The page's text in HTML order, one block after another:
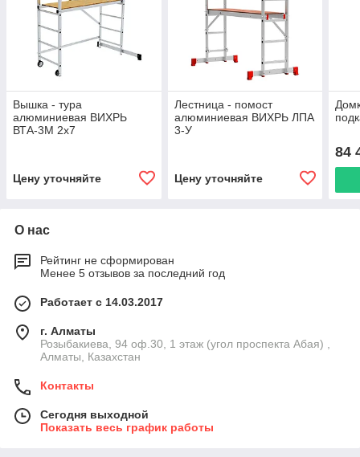
Вышка - тура
алюминиевая ВИХРЬ
ВТА-3М 2х7
Цену уточняйте
Лестница - помост
алюминиевая ВИХРЬ ЛПА
3-У
Цену уточняйте
84
О нас
Рейтинг не сформирован
Менее 5 отзывов за последний год
Работает с 14.03.2017
г. Алматы
Розыбакиева, 94 оф.30, 1 этаж (угол проспекта Абая) ,
Алматы, Казахстан
Контакты
Сегодня выходной
Показать весь график работы